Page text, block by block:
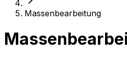
Massenbearbeitung